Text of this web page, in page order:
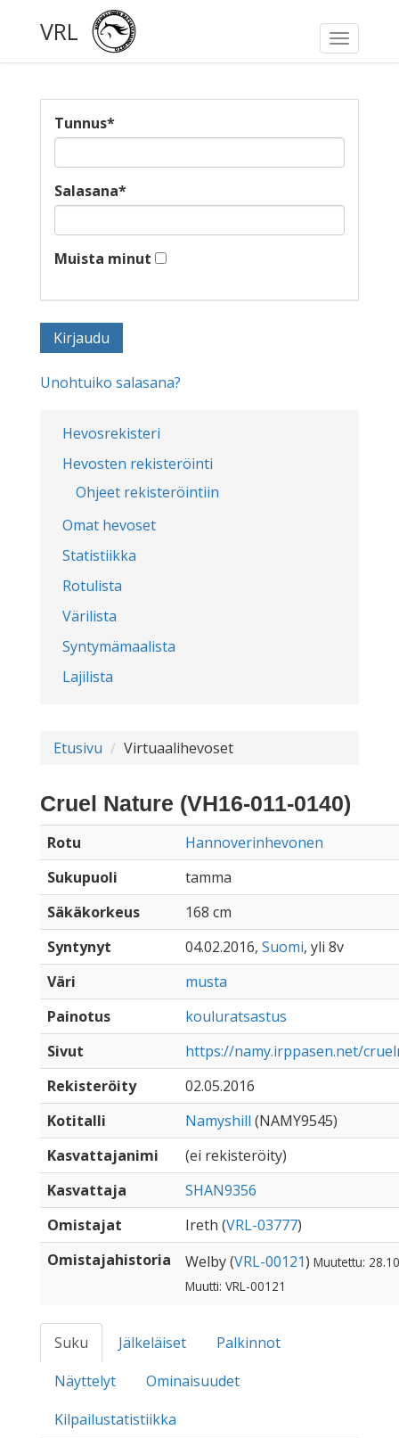
Toggle
VRL
Hevosrekisteri
Hevosten rekisteröinti
Ohjeet rekisteröintiin
Omat hevoset
Statistiikka
Rotulista
Värilista
Syntymämaalista
Lajilista
Tunnus*
Salasana*
Muista minut
Unohtuiko salasana?
Etusivu Virtuaalihevoset
Cruel Nature (VH16-011-0140)
Rotu
Hannoverinhevonen
Sukupuoli
tamma
Säkäkorkeus
168 cm
Syntynyt
04.02.2016, Suomi, yli 8v
Väri
musta
Painotus
kouluratsastus
Sivut
https://namy.irppasen.net/
Rekisteröity
02.05.2016
Kotitalli
Namyshill (NAMY9545)
Kasvattajanimi
(ei rekisteröity)
Kasvattaja
SHAN9356
Omistajat
Ireth (VRL-03777)
Omistajahistoria
Welby (VRL-00121) Muutettu:
Muutti: VRL-00121
Suku Jälkeläiset
Palkinnot
Näyttelyt
Ominaisuudet
Kilpailustatistiikka